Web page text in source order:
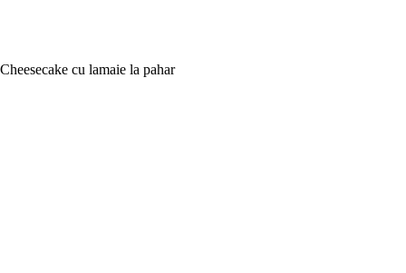
Cheesecake cu lamaie la pahar